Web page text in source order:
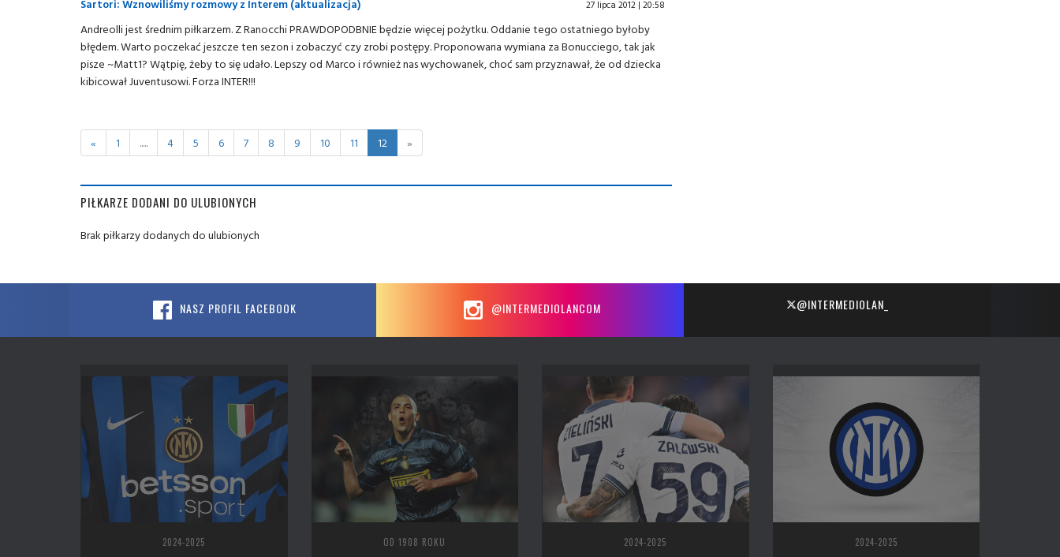
Sartori: Wznowiliśmy rozmowy z Interem (aktualizacja) 27 lipca 2012 | 20:58
Andreolli jest średnim piłkarzem. Z Ranocchi PRAWDOPODBNIE będzie więcej pożytku. Oddanie tego ostatniego byłoby
błędem. Warto poczekać jeszcze ten sezon i zobaczyć czy zrobi postępy. Proponowana wymiana za Bonucciego, tak jak
pisze ~Matt1? Wątpię, żeby to się udało. Lepszy od Marco i również nas wychowanek, choć sam przyznawał, że od dziecka
kibicował Juventusowi. Forza INTER!!!
« 1 ..... 4 5 6 7 8 9 10 11 12 »
PIŁKARZE DODANI DO ULUBIONYCH
Brak piłkarzy dodanych do ulubionych
NASZ PROFIL FACEBOOK @INTERMEDIOLANCOM @INTERMEDIOLAN_
2024-2025 OD 1908 ROKU 2024-2025 2024-2025